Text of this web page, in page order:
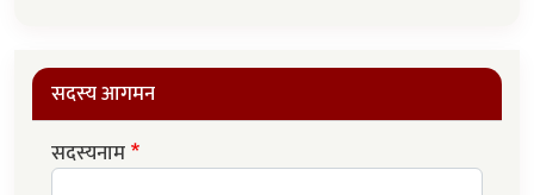
सदस्य आगमन
सदस्यनाम